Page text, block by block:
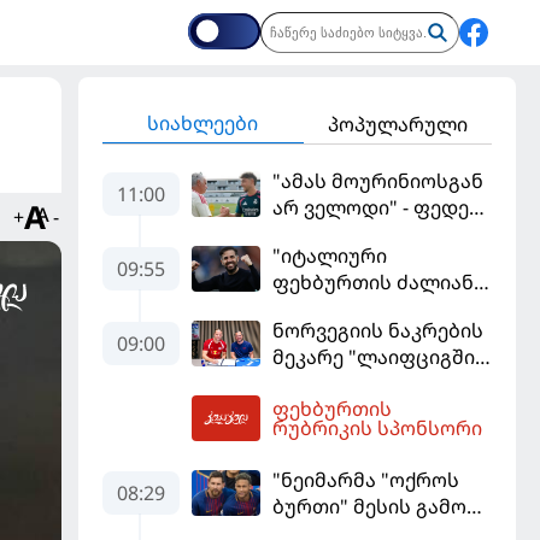
+ -
სიახლეები პოპულარული
11:00
"ამას მოურინიოსგან
არ ველოდი" - ფედე
09:55
"იტალიური
ფეხბურთის ძალიან
ფაბრეგასი
09:00
ნორვეგიის ნაკრების
მეკარე "ლაიფციგში"
ფეხბურთის
რუბრიკის სპონსორი
08:29
"ნეიმარმა "ოქროს
ბურთი" მესის გამო